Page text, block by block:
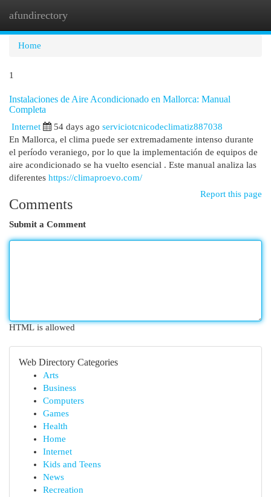
afundirectory
Home
1
Instalaciones de Aire Acondicionado en Mallorca: Manual
Completa
Internet 54 days ago serviciotcnicodeclimatiz887038
En Mallorca, el clima puede ser extremadamente intenso durante
el período veraniego, por lo que la implementación de equipos de
aire acondicionado se ha vuelto esencial . Este manual analiza las
diferentes https://climaproevo.com/
Report this page
Comments
Submit a Comment
HTML is allowed
Web Directory Categories
Arts
Business
Computers
Games
Health
Home
Internet
Kids and Teens
News
Recreation